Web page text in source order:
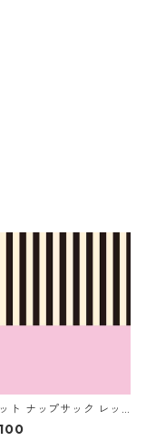
ト ナップサック レッ
ッグ シューズバッグ コ
お着替え袋 ピンク×ス